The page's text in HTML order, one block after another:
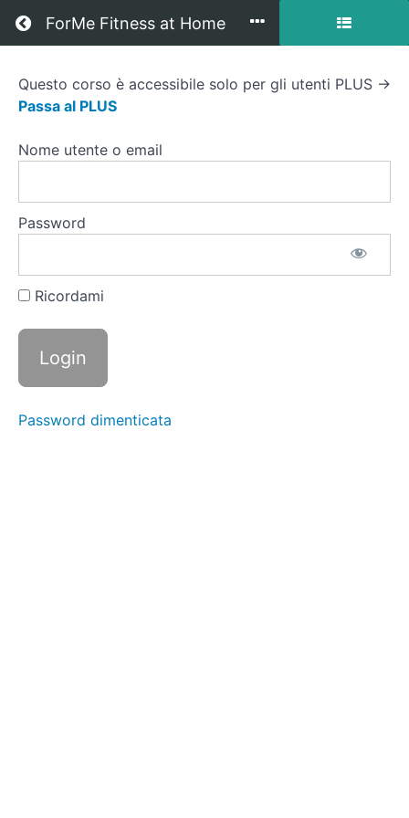
Return to all corsi
ForMe Fitness at Home
Circuito
At
Home
Visualizzazione
Corso
Questo corso è accessibile solo per gli utenti PLUS →
Passa al PLUS
Nome utente o email
Password
Ricordami
Password dimenticata